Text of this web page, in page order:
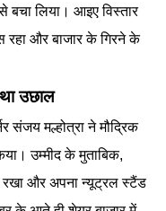
बचा लिया। आइए विस्तार
और बाजार के गिरने के
उछाल
संजय मल्होत्रा ने मौद्रिक
उम्मीद के मुताबिक,
रखा और अपना न्यूट्रल स्टैंड